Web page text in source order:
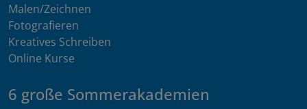
Malen/Zeichnen
Fotografieren
Kreatives Schreiben
Online Kurse
6 große Sommerakademien